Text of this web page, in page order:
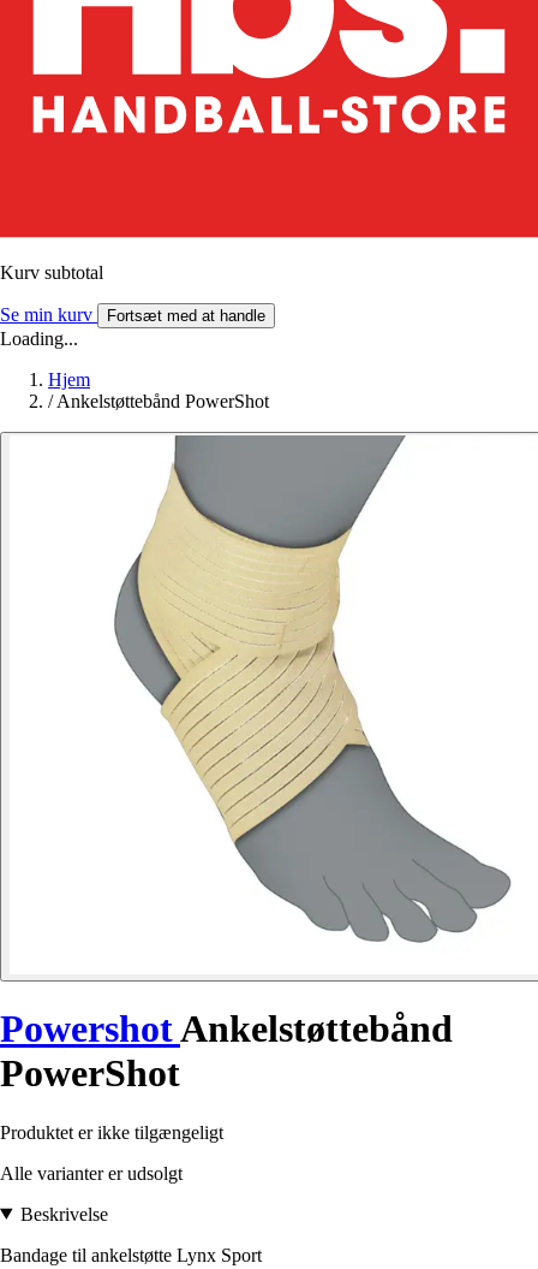
Kurv subtotal
Se min kurv Fortsæt med at handle
Loading...
Hjem
/ Ankelstøttebånd PowerShot
PowershotAnkelstøttebånd
PowerShot
Produktet er ikke tilgængeligt
Alle varianter er udsolgt
Beskrivelse
Bandage til ankelstøtte Lynx Sport